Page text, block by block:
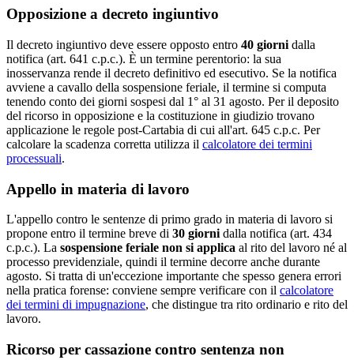
Opposizione a decreto ingiuntivo
Il decreto ingiuntivo deve essere opposto entro 40 giorni dalla
notifica (art. 641 c.p.c.). È un termine perentorio: la sua
inosservanza rende il decreto definitivo ed esecutivo. Se la notifica
avviene a cavallo della sospensione feriale, il termine si computa
tenendo conto dei giorni sospesi dal 1° al 31 agosto. Per il deposito
del ricorso in opposizione e la costituzione in giudizio trovano
applicazione le regole post-Cartabia di cui all'art. 645 c.p.c. Per
calcolare la scadenza corretta utilizza il calcolatore dei termini
processuali.
Appello in materia di lavoro
L'appello contro le sentenze di primo grado in materia di lavoro si
propone entro il termine breve di 30 giornidalla notifica (art. 434
c.p.c.). La sospensione feriale non si applica al rito del lavoro né al
processo previdenziale, quindi il termine decorre anche durante
agosto. Si tratta di un'eccezione importante che spesso genera errori
nella pratica forense: conviene sempre verificare con il calcolatore
dei termini di impugnazione, che distingue tra rito ordinario e rito del
lavoro.
Ricorso per cassazione contro sentenza non